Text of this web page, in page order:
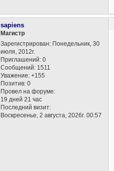
sapiens
Магистр
Зарегистрирован: Понедельник, 30
июля, 2012г.
Приглашений: 0
Сообщений: 1511
Уважение: +155
Позитив: 0
Провел на форуме:
19 дней 21 час
Последний визит:
Воскресенье, 2 августа, 2026г. 00:57